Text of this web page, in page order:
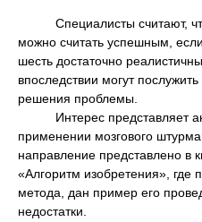
Специалисты считают, что
можно считать успешным,
шесть достаточно
впоследствии могут
решения проблемы.
Интерес представляет
применении мозгового
направление представлено в
«Алгоритм изобретения», где
метода, дан пример его
недостатки.